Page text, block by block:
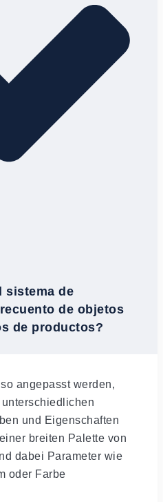
sistema de
de objetos
de productos?
angepasst werden,
und Eigenschaften
breiten Palette von
dabei Parameter wie
oder Farbe